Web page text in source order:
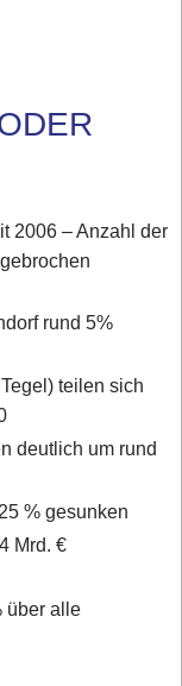
2006 – Anzahl der
rund 5%
teilen sich
deutlich um rund
% gesunken
Mrd. €
über alle